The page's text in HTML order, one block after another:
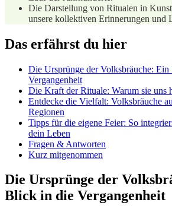
Die‍ Darstellung von Ritualen⁣ in
unsere⁢ kollektiven Erinnerungen und
Das erfährst du hier
Die Ursprünge der Volksbräuche:
⁤Vergangenheit
Die Kraft der Rituale: Warum ‍sie uns
Entdecke⁤ die⁤ Vielfalt: Volksbräuche
⁣Regionen
Tipps für⁣ die eigene Feier: So
dein Leben
Fragen &​ Antworten
Kurz mitgenommen
Die Ursprünge der
Blick in die ⁤Vergangenheit